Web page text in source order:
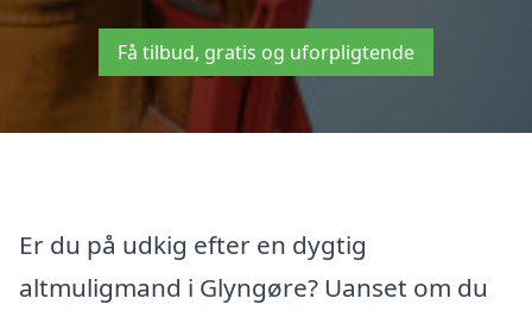
Få tilbud, gratis og uforpligtende
Er du på udkig efter en dygtig
altmuligmand i Glyngøre? Uanset om du